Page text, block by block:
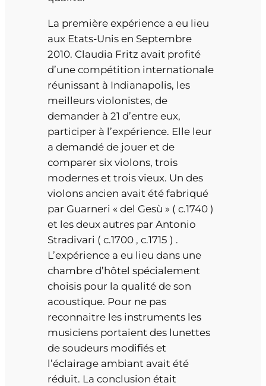
La première expérience a eu lieu
aux Etats-Unis en Septembre
2010. Claudia Fritz avait profité
d’une compétition internationale
réunissant à Indianapolis, les
meilleurs violonistes, de
demander à 21 d’entre eux,
participer à l’expérience. Elle leur
a demandé de jouer et de
comparer six violons, trois
modernes et trois vieux. Un des
violons ancien avait été fabriqué
par Guarneri « del Gesù » ( c.1740 )
et les deux autres par Antonio
Stradivari ( c.1700 , c.1715 ) .
L’expérience a eu lieu dans une
chambre d’hôtel spécialement
choisis pour la qualité de son
acoustique. Pour ne pas
reconnaitre les instruments les
musiciens portaient des lunettes
de soudeurs modifiés et
l’éclairage ambiant avait été
réduit. La conclusion était